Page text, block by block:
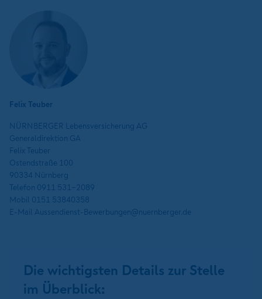
Felix Teuber
NÜRNBERGER Lebensversicherung AG
Generaldirektion GA
Felix Teuber
Ostendstraße 100
90334 Nürnberg
Telefon 0911 531-2089
Mobil 0151 53840358
E-Mail Aussendienst-Bewerbungen@nuernberger.de
Die wichtigsten Details zur Stelle
im Überblick: